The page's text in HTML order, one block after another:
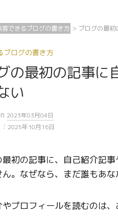
客できるブログの書き方 > ブログの最初
ブログの書き方
の最初の記事に
い
2023年03月04日
2025年10月16日
最初の記事に、自己紹介記
ん。なぜなら、まだ誰もあな
やプロフィールを読むのは